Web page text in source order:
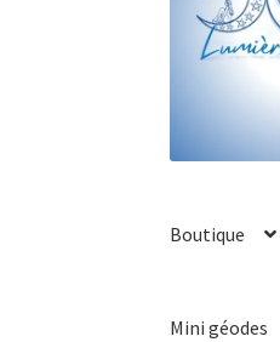
Boutique
Mini géodes